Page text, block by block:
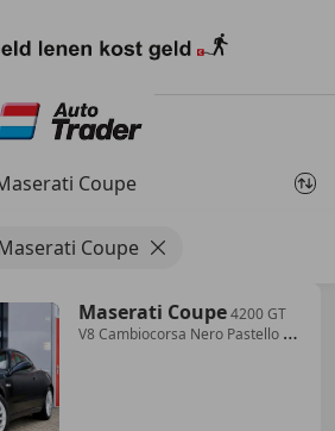
Coupe
Coupe
Maserati Coupe4200 GT
V8 Cambiocorsa Nero Pastello |